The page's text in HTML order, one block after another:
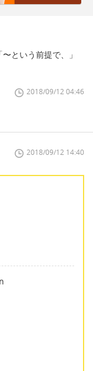
という前提で、」
2018/09/12 04:46
2018/09/12 14:40